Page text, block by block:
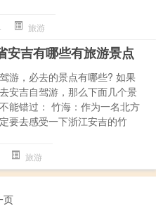
旅游
安吉有哪些有旅游景点
游，必去的景点有哪些? 如果
安吉自驾游，那么下面几个景
能错过： 竹海：作为一名北方
要去感受一下浙江安吉的竹
旅游
页